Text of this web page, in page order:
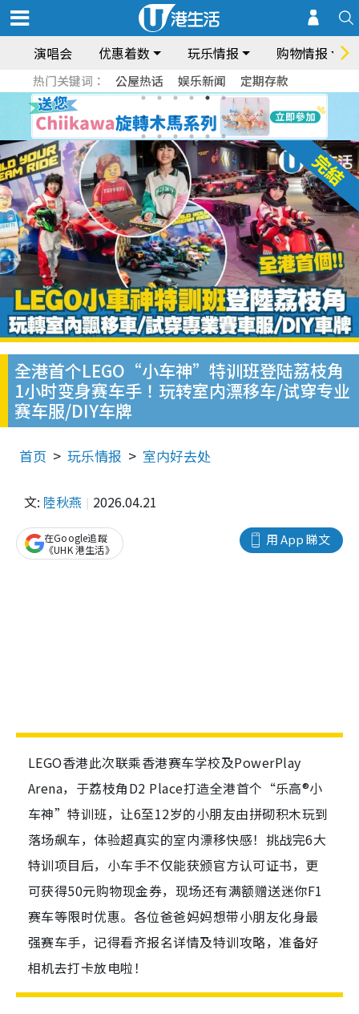
演唱会 优惠着数 玩乐情报 购物情报
热门关键词： 公屋热话 娱乐新闻 定期存款
全港首个LEGO“小车神”特训班登陆荔枝角
1小时变身赛车手！玩转室内漂移车/试穿专业
赛车服/DIY车牌
首页 玩乐情报 室内好去处
文: 陸秋燕 2026.04.21
用 App 睇文
在Google追蹤
《UHK 港生活》
LEGO香港此次联乘香港赛车学校及PowerPlay
Arena，于荔枝角D2 Place打造全港首个“乐高®小
车神”特训班，让6至12岁的小朋友由拼砌积木玩到
落场飙车，体验超真实的室内漂移快感！挑战完6大
特训项目后，小车手不仅能获颁官方认可证书，更
可获得50元购物现金券，现场还有满额赠送迷你F1
赛车等限时优惠。各位爸爸妈妈想带小朋友化身最
强赛车手，记得看齐报名详情及特训攻略，准备好
相机去打卡放电啦！